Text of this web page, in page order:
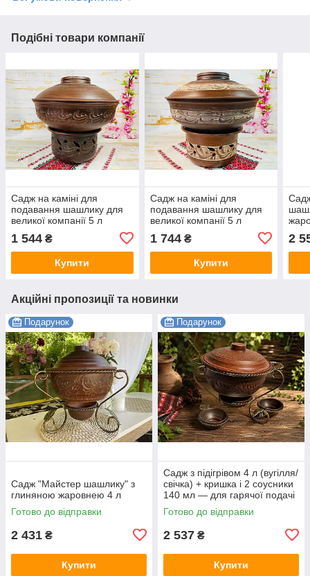
Подібні товари компанії
Садж на каміні для
подавання шашлику для
великої компанії 5 л
1 544 ₴
Купити
Садж на каміні для
подавання шашлику для
великої компанії 5 л
1 744₴
Купити
2
Акційні пропозиції та новинки
Подарунок
Садж "Майстер шашлику" з
глиняною жаровнею 4 л
Готово до відправки
2 431 ₴
Купити
Подарунок
Садж з підігрівом 4 л (вугілля/
свічка) + кришка і 2 соусники
140 мл — для гарячої подачі
Готово до відправки
2 537 ₴
Купити